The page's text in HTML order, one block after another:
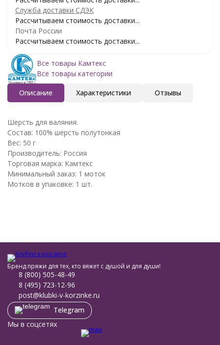
Служба доставки СДЭК
Рассчитываем стоимость доставки...
Почта России
Рассчитываем стоимость доставки...
Все товары Камтекс
Все товары категории
Описание Характеристики Отзывы
Шерсть для валяния.
Состав: 100% шерсть полутонкая
Вес: 50 г
Производитель: Россия
Торговая марка: Камтекс
Минимальный заказ: 1 моток
Мотков в упаковке: 1 шт.
Бренд пряжи для тех, кто вяжет с душой и для души!
8 (800) 505-48-49
8 (495) 723-12-96
post@klubki-v-korzinke.ru
Telegram
Мы в соцсетях